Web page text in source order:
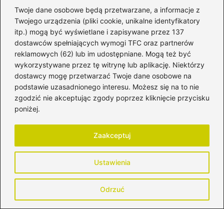
Twoje dane osobowe będą przetwarzane, a informacje z
Twojego urządzenia (pliki cookie, unikalne identyfikatory
itp.) mogą być wyświetlane i zapisywane przez 137
dostawców spełniających wymogi TFC oraz partnerów
reklamowych (62) lub im udostępniane. Mogą też być
wykorzystywane przez tę witrynę lub aplikację. Niektórzy
dostawcy mogę przetwarzać Twoje dane osobowe na
podstawie uzasadnionego interesu. Możesz się na to nie
zgodzić nie akceptując zgody poprzez kliknięcie przycisku
poniżej.
Ustawienia
Odrzuć
Zaakceptuj
pomagać, dodawać odwagi i przypominać, że w tym
wszystkim… naprawdę nie jesteśmy same.
←
Zabawa pełna kreatywności: jak zrobić glinę dla
dzieci w domowym zaciszu
→
Olej z wiesiołka w ciąży – skuteczne wskazówki
dotyczące stosowania
Dodaj komentarz
Twój adres email nie zostanie opublikowany.
Wymagane pola są oznaczone*